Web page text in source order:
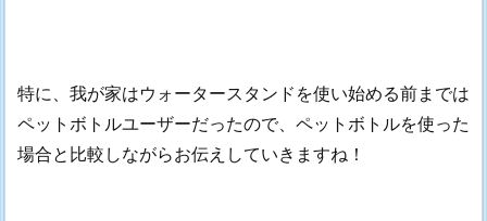
特に、我が家はウォータースタンドを使い始める前までは
ペットボトルユーザーだったので、ペットボトルを使った
場合と比較しながらお伝えしていきますね！